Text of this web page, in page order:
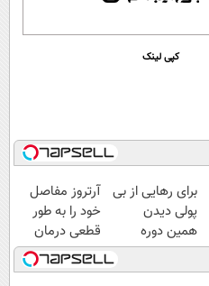
کپی لینک
برای رهایی از بی
پولی دیدن
همین دوره
رایگان کافیه!
(شمارتو وارد کن)
آرتروز مفاصل
خود را به طور
قطعی درمان
کنید!
◗پرسش‌نامه◖